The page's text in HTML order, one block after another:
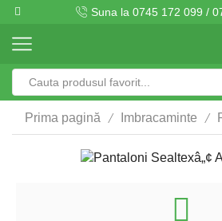
Suna la 0745 172 099 /
Prima pagină / Imbracaminte /